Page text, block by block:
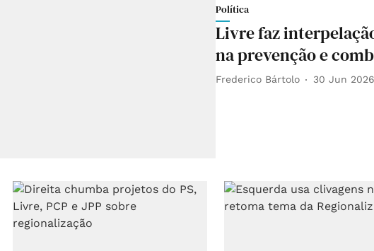
Política
Livre faz
na prevenção e
Frederico Bártolo 30 Jun 2026